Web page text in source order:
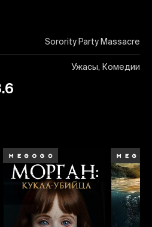
Sorority Party Massacre
Ужасы, Комедии